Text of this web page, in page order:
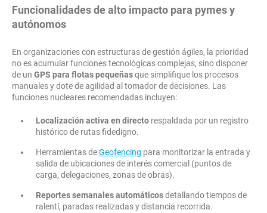
Funcionalidades de alto impacto para pymes y
autónomos
En organizaciones con estructuras de gestión ágiles, la prioridad
no es acumular funciones tecnológicas complejas, sino disponer
de un GPS para flotas pequeñasque simplifique los procesos
manuales y dote de agilidad al tomador de decisiones. Las
funciones nucleares recomendadas incluyen:
Localización activa en directo respaldada por un registro
histórico de rutas fidedigno.
Herramientas deGeofencing para monitorizar la entrada y
salida de ubicaciones de interés comercial (puntos de
carga, delegaciones, zonas de obras).
Reportes semanales automáticosdetallando tiempos de
ralentí, paradas realizadas y distancia recorrida.